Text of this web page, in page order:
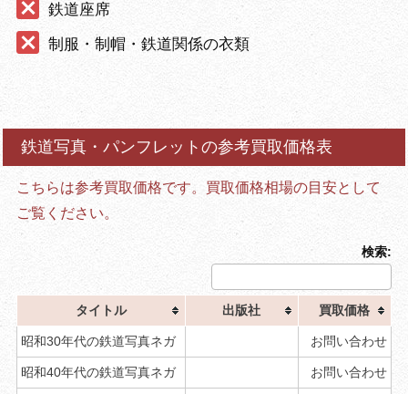
鉄道座席
制服・制帽・鉄道関係の衣類
鉄道写真・パンフレットの参考買取価格表
こちらは参考買取価格です。買取価格相場の目安として
ご覧ください。
検索:
タイトル 出版社 買取価格
昭和30年代の鉄道写真ネガ お問い合わせ
昭和40年代の鉄道写真ネガ お問い合わせ